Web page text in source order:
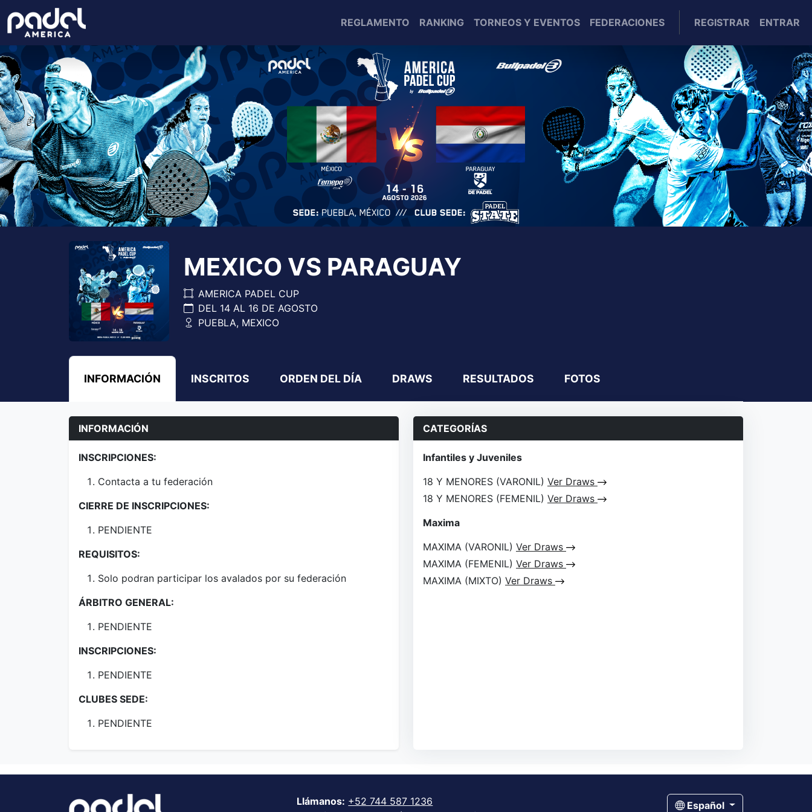
REGLAMENTO RANKING TORNEOS Y EVENTOS FEDERACIONES REGISTRAR ENTRAR
MEXICO VS PARAGUAY
AMERICA PADEL CUP
DEL 14 AL 16 DE AGOSTO
PUEBLA, MEXICO
INFORMACIÓN INSCRITOS ORDEN DEL DÍA DRAWS RESULTADOS FOTOS
INFORMACIÓN
INSCRIPCIONES:
Contacta a tu federación
CIERRE DE INSCRIPCIONES:
PENDIENTE
REQUISITOS:
Solo podran participar los avalados por su federación
ÁRBITRO GENERAL:
PENDIENTE
INSCRIPCIONES:
PENDIENTE
CLUBES SEDE:
PENDIENTE
CATEGORÍAS
Infantiles y Juveniles
18 Y MENORES (VARONIL) Ver Draws
18 Y MENORES (FEMENIL) Ver Draws
Maxima
MAXIMA (VARONIL) Ver Draws
MAXIMA (FEMENIL) Ver Draws
MAXIMA (MIXTO) Ver Draws
Llámanos: +52 744 587 1236
Español